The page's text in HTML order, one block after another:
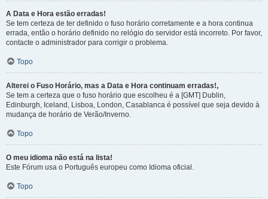
A Data e Hora estão erradas!
Se tem certeza de ter definido o fuso horário corretamente e a hora continua
errada, então o horário definido no relógio do servidor está incorreto. Por favor,
contacte o administrador para corrigir o problema.
Topo
Alterei o Fuso Horário, mas a Data e Hora continuam erradas!,
Se tem a certeza que o fuso horário que escolheu é a [GMT] Dublin,
Edinburgh, Iceland, Lisboa, London, Casablanca é possível que seja devido à
mudança de horário de Verão/Inverno.
Topo
O meu idioma não está na lista!
Este Fórum usa o Português europeu como Idioma oficial.
Topo